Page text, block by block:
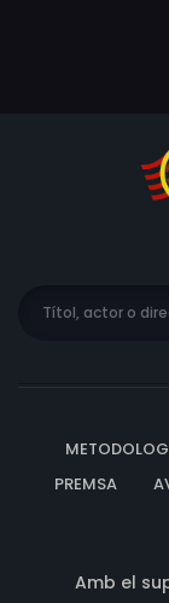
PREMSA
Amb el